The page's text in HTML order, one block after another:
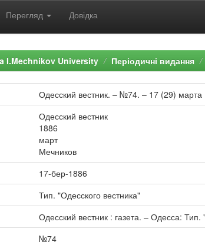
Перегляд Довідка
I.Mechnikov University Періодичні видання
Одесский вестник. – №74. – 17 (29) марта
Одесский вестник
1886
март
Мечников
17-бер-1886
Тип. "Одесского вестника"
Одесский вестник : газета. – Одесса:
№74